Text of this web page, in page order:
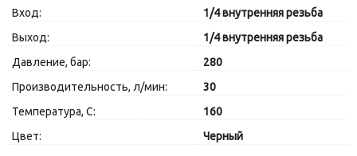
Вход:
1/4 внутренняя резьба
Выход:
1/4 внутренняя резьба
Давление, бар:
280
Производительность, л/мин:
30
Температура, C:
160
Цвет:
Черный